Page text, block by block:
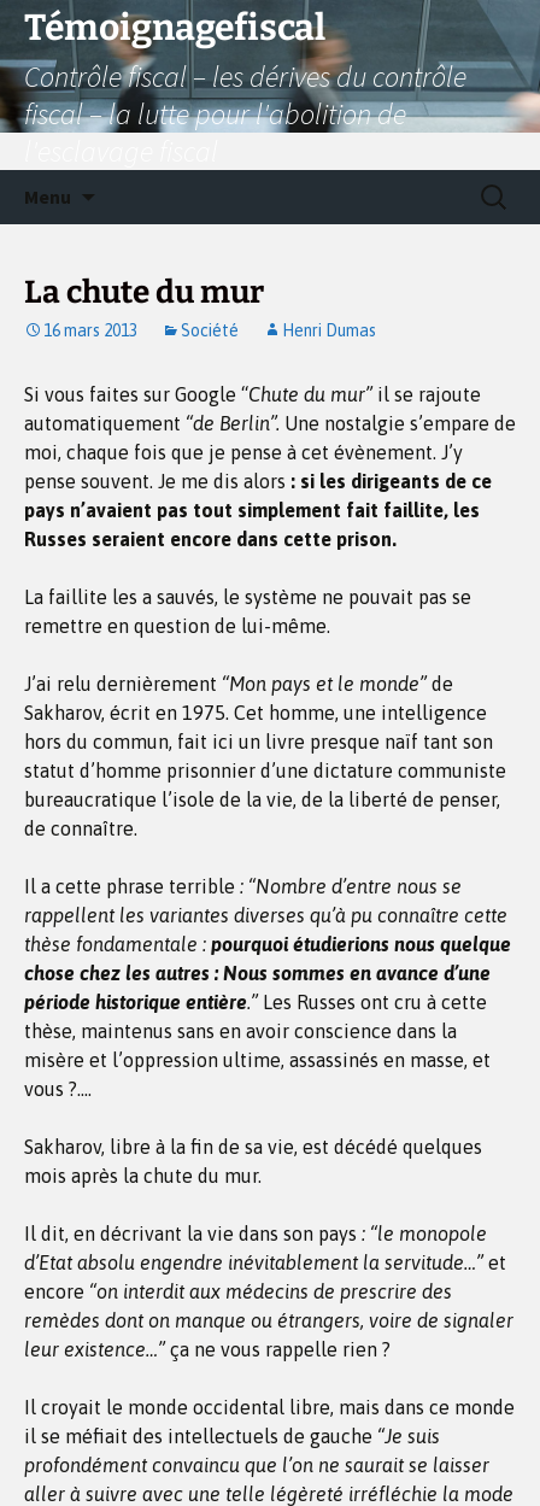
Aller
contenu
Témoignagefiscal
Contrôle fiscal – les dérives du contrôle
fiscal – la lutte pour l'abolition de
Menu
La chute du mur
16 mars 2013 Société Henri Dumas
Si vous faites sur Google “Chute du mur”il se rajoute
automatiquement “de Berlin”. Une nostalgie s’empare de
moi, chaque fois que je pense à cet évènement. J’y
pense souvent. Je me dis alors : si les dirigeants de ce
pays n’avaient pas tout simplement fait faillite, les
Russes seraient encore dans cette prison.
La faillite les a sauvés, le système ne pouvait pas se
remettre en question de lui-même.
J’ai relu dernièrement “Mon pays et le monde”de
Sakharov, écrit en 1975. Cet homme, une intelligence
hors du commun, fait ici un livre presque naïf tant son
statut d’homme prisonnier d’une dictature communiste
bureaucratique l’isole de la vie, de la liberté de penser,
de connaître.
Il a cette phrase terrible : “Nombre d’entre nous se
rappellent les variantes diverses qu’à pu connaître cette
thèse fondamentale : pourquoi étudierions nous quelque
chose chez les autres : Nous sommes en avance d’une
période historique entière.”Les Russes ont cru à cette
thèse, maintenus sans en avoir conscience dans la
misère et l’oppression ultime, assassinés en masse, et
vous ?….
Sakharov, libre à la fin de sa vie, est décédé quelques
mois après la chute du mur.
Il dit, en décrivant la vie dans son pays : “le monopole
d’Etat absolu engendre inévitablement la servitude…”et
encore “on interdit aux médecins de prescrire des
remèdes dont on manque ou étrangers, voire de signaler
leur existence…”ça ne vous rappelle rien ?
Il croyait le monde occidental libre, mais dans ce monde
il se méfiait des intellectuels de gauche “Je suis
profondément convaincu que l’on ne saurait se laisser
aller à suivre avec une telle légèreté irréfléchie la mode